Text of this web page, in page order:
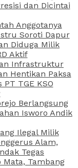
dan Dicintai
Anggotanya
Soroti Dapur
Diduga Milik
Aktif
Infrastruktur
Hentikan Paksa
TGE KSO
Berlangsung
Isworo Andik
Ilegal Milik
Alam,
Tegas
Tambang